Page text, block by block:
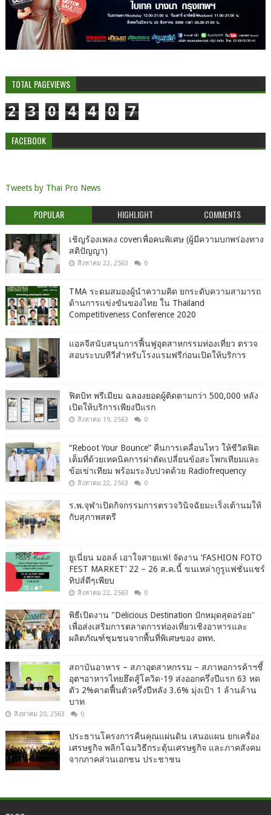
TOTAL PAGEVIEWS
2 3 0 4 4 0 7
FACEBOOK
Tweets by Thai Pro News
POPULAR HIGHLIGHT COMMENTS
เชิญร้องเพลง coverเพื่อคนพิเศษ (ผู้มีความบกพร่องทาง
สติปัญญา)
สิงหาคม 22, 2563 0
TMA ระดมสมองผู้นำความคิด ยกระดับความสามารถ
ด้านการแข่งขันของไทย ใน Thailand
Competitiveness Conference 2020
แอลจีสนับสนุนการฟื้นฟูอุตสาหกรรมท่องเที่ยว ตรวจ
สอบระบบทีวีสำหรับโรงแรมฟรีก่อนเปิดให้บริการ
ฟิตบิท พรีเมียม ฉลองยอดผู้ติดตามกว่า 500,000 หลัง
เปิดให้บริการเพียงปีแรก
สิงหาคม 19, 2563 0
“Reboot Your Bounce” คืนการเคลื่อนไหว ให้ชีวิตฟิต
เต็มที่ด้วยเทคนิคการผ่าตัดเปลี่ยนข้อสะโพกเทียมและ
ข้อเข่าเทียม พร้อมระงับปวดด้วย Radiofrequency
สิงหาคม 22, 2563 0
ร.พ.จุฬาเปิดกิจกรรมการตรวจวินิจฉัยมะเร็งเต้านมให้
กับสุภาพสตรี
ยูเนี่ยน มอลล์ เอาใจสายแฟ! จัดงาน ‘FASHION FOTO
FEST MARKET’ 22 – 26 ส.ค.นี้ ขนเหล่ากูรูแฟชั่นแชร์
ทิปส์ดีๆเพียบ
สิงหาคม 22, 2563 0
พิธีเปิดงาน "Delicious Destination ปักหมุดสุดอร่อย"
เพื่อส่งเสริมการตลาดการท่องเที่ยวเชิงอาหารและ
ผลิตภัณฑ์ชุมชนจากพื้นที่พิเศษของ อพท.
สถาบันอาหาร – สภาอุตสาหกรรม – สภาหอการค้าฯชี้
อุตฯอาหารไทยฮึดสู้โควิด-19 ส่งออกครึ่งปีแรก 63 หด
ตัว 2%คาดฟื้นตัวครึ่งปีหลัง 3.6% มุ่งเป้า 1 ล้านล้าน
บาท
สิงหาคม 20, 2563 0
ประธานโครงการคืนคุณแผ่นดิน เสนอแผน ยกเครื่อง
เศรษฐกิจ พลิกโฉมวิธีกระตุ้นเศรษฐกิจ และภาคสังคม
จากภาคส่วนเอกชน ประชาชน